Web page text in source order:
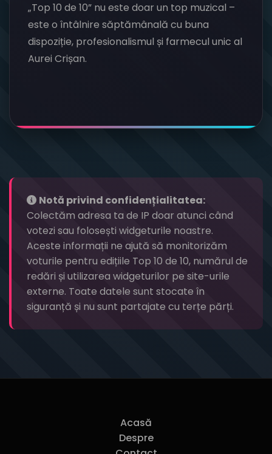
„Top 10 de 10” nu este doar un top muzical –
este o întâlnire săptămânală cu buna
dispoziție, profesionalismul și farmecul unic al
Aurei Crișan.
Notă privind confidențialitatea:
Colectăm adresa ta de IP doar atunci când
votezi sau folosești widgeturile noastre.
Aceste informații ne ajută să monitorizăm
voturile pentru edițiile Top 10 de 10, numărul de
redări și utilizarea widgeturilor pe site-urile
externe. Toate datele sunt stocate în
siguranță și nu sunt partajate cu terțe părți.
Acasă
Despre